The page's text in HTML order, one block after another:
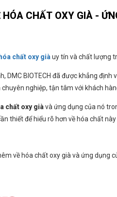
CHẤT OXY GIÀ -
hóa chất oxy giàuy tín và chất lượng
DMC BIOTECH đã được khẳng
nghiệp, tận tâm với khách
chất oxy giàvà ứng dụng của nó
thiết để hiểu rõ hơn về hóa chất
về hóa chất oxy già và ứng dụng